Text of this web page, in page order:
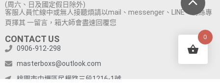
(周六、日及國定假日除外)
客服人員忙線中或無人接聽煩請以mail、messenger、LINE、粉絲專
頁擇其 一留言，箱大師會盡速回覆您
CONTACT US
0906-912-298
masterboxs@outlook.com
桃園市中壢區民權路三段1216-1號
0